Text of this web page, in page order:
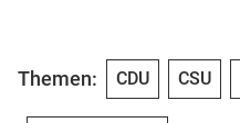
Themen: CDU CSU